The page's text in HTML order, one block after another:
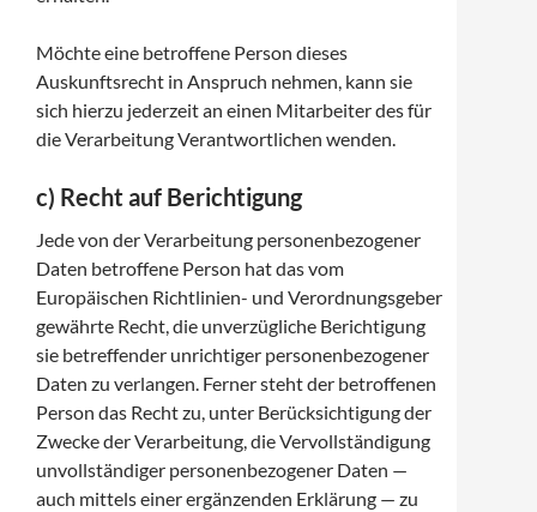
Möchte eine betroffene Person dieses
Auskunftsrecht in Anspruch nehmen, kann sie
sich hierzu jederzeit an einen Mitarbeiter des für
die Verarbeitung Verantwortlichen wenden.
c) Recht auf Berichtigung
Jede von der Verarbeitung personenbezogener
Daten betroffene Person hat das vom
Europäischen Richtlinien- und Verordnungsgeber
gewährte Recht, die unverzügliche Berichtigung
sie betreffender unrichtiger personenbezogener
Daten zu verlangen. Ferner steht der betroffenen
Person das Recht zu, unter Berücksichtigung der
Zwecke der Verarbeitung, die Vervollständigung
unvollständiger personenbezogener Daten —
auch mittels einer ergänzenden Erklärung — zu